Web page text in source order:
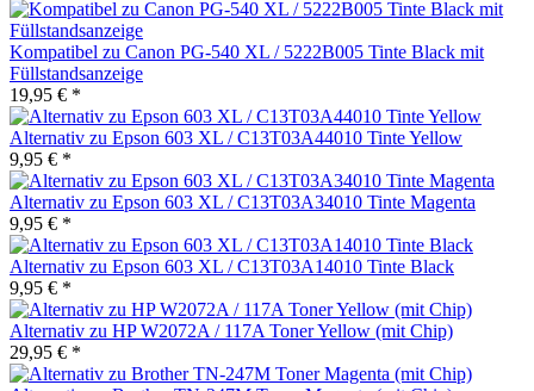
Kompatibel zu Canon PG-540 XL / 5222B005 Tinte Black mit
Füllstandsanzeige
19,95 € *
Alternativ zu Epson 603 XL / C13T03A44010 Tinte Yellow
9,95 € *
Alternativ zu Epson 603 XL / C13T03A34010 Tinte Magenta
9,95 € *
Alternativ zu Epson 603 XL / C13T03A14010 Tinte Black
9,95 € *
Alternativ zu HP W2072A / 117A Toner Yellow (mit Chip)
29,95 € *